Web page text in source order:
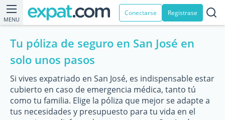
MENU
Conectarse Registrase
Tu póliza de seguro en San José en
solo unos pasos
Si vives expatriado en San José, es indispensable estar
cubierto en caso de emergencia médica, tanto tú
como tu familia. Elige la póliza que mejor se adapte a
tus necesidades y presupuesto para tu vida en el